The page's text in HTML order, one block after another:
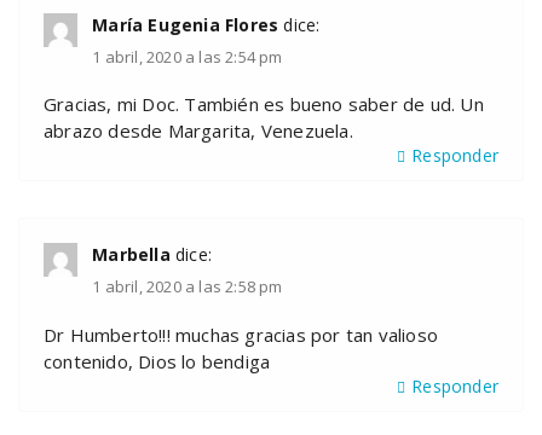
María Eugenia Flores dice:
1 abril, 2020 a las 2:54 pm
Gracias, mi Doc. También es bueno saber de ud. Un
abrazo desde Margarita, Venezuela.
Responder
Marbella dice:
1 abril, 2020 a las 2:58 pm
Dr Humberto!!! muchas gracias por tan valioso
contenido, Dios lo bendiga
Responder